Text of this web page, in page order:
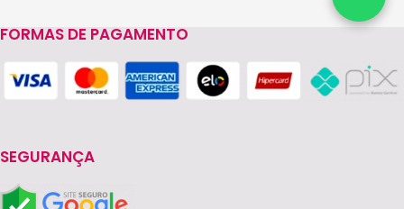
FORMAS DE PAGAMENTO
SEGURANÇA